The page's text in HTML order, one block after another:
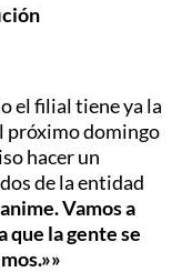
el filial tiene ya la
próximo domingo
hacer un
de la entidad
Vamos a
que la gente se